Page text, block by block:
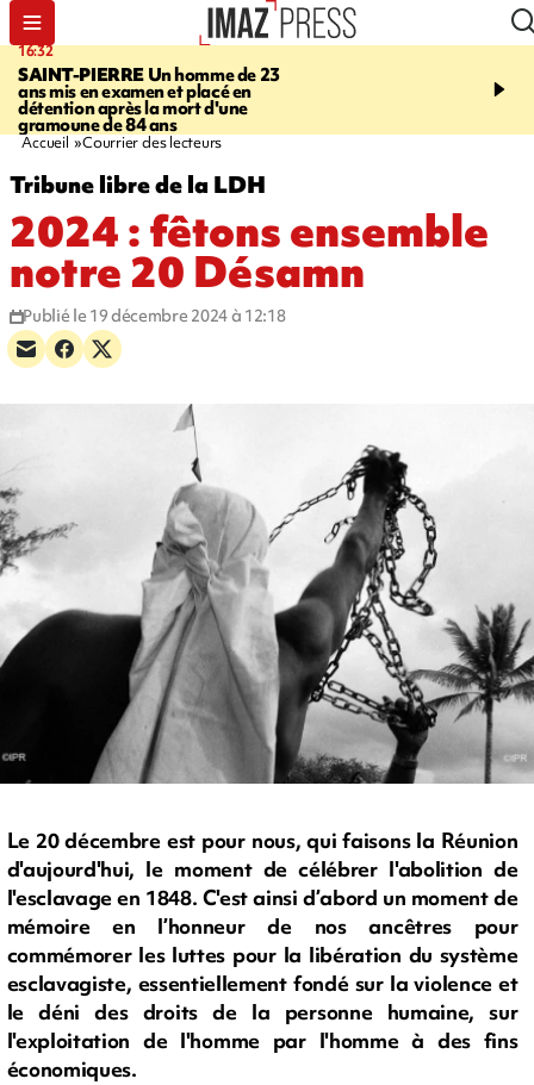
16:32
SAINT-PIERREUn homme de 23
ans mis en examen et placé en
détention après la mort d'une
gramoune de 84 ans
21:08
et Turquie scellent un
Accueil Courrier des lecteurs
Tribune libre de la LDH
2024 : fêtons ensemble
notre 20 Désamn
Publié le 19 décembre 2024 à 12:18
Le 20 décembre est pour nous, qui faisons la Réunion
d'aujourd'hui, le moment de célébrer l'abolition de
l'esclavage en 1848. C'est ainsi d’abord un moment de
mémoire en l’honneur de nos ancêtres pour
commémorer les luttes pour la libération du système
esclavagiste, essentiellement fondé sur la violence et
le déni des droits de la personne humaine, sur
l'exploitation de l'homme par l'homme à des fins
économiques.